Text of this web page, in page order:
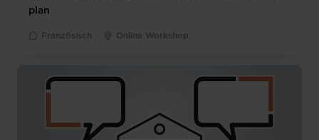
plan
Französisch Online Workshop